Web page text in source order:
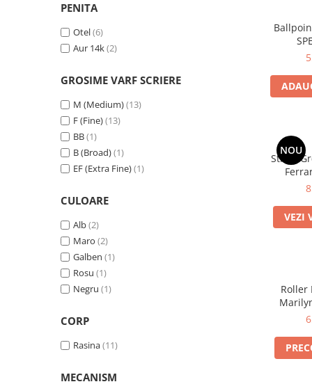
Mono Graph Fine
Leuchtturm1917
Carla Rossini
Seturi Custom
Seturi Caligrafie
Seturi Platinum
Seturi Scrikss
PENITA
Otel(6)
Aur 14k(2)
GROSIME VARF SCRIERE
M (Medium)(13)
F (Fine)(13)
BB(1)
B (Broad)(1)
EF (Extra Fine)(1)
CULOARE
Alb(2)
Maro (2)
Galben (1)
Rosu (1)
Negru (1)
CORP
Rasina(11)
MECANISM
NOU
Stilou
VEZI
Roller